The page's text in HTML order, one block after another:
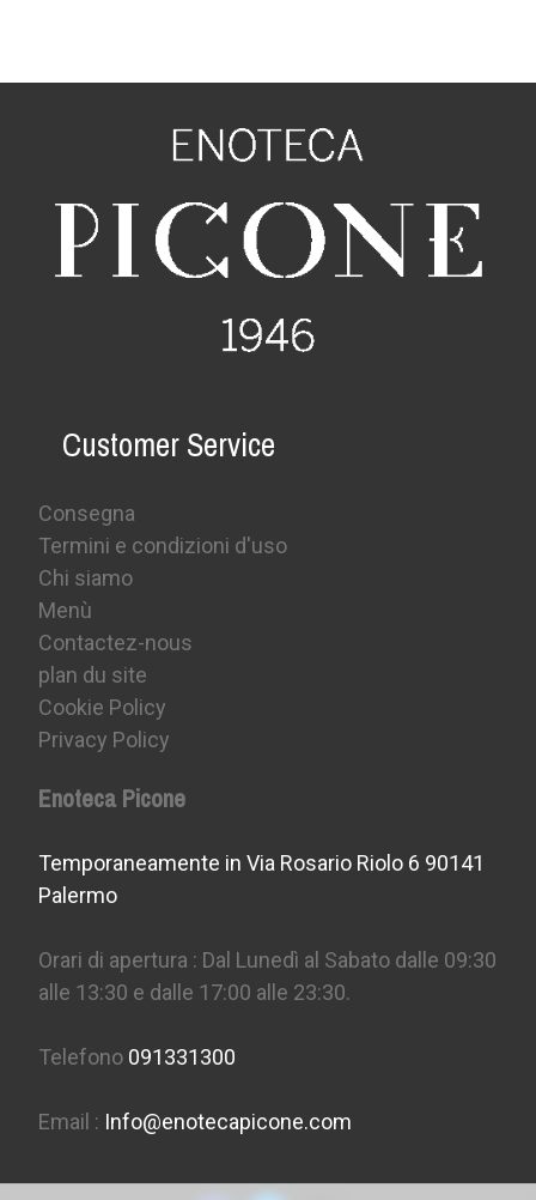
Customer Service
Consegna
Termini e condizioni d'uso
Chi siamo
Menù
Contactez-nous
plan du site
Cookie Policy
Privacy Policy
Enoteca Picone
Temporaneamente in Via Rosario Riolo 6 90141
Palermo
Orari di apertura : Dal Lunedì al Sabato dalle 09:30
alle 13:30 e dalle 17:00 alle 23:30.
Telefono 091331300
Email : Info@enotecapicone.com